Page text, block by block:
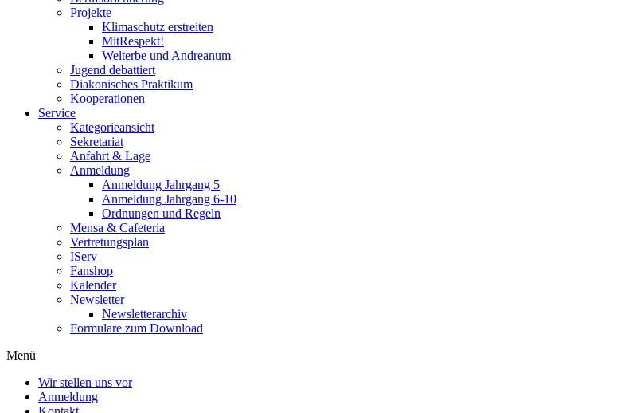
Projekte
Klimaschutz erstreiten
MitRespekt!
Welterbe und Andreanum
Jugend debattiert
Diakonisches Praktikum
Kooperationen
Service
Kategorieansicht
Sekretariat
Anfahrt & Lage
Anmeldung
Anmeldung Jahrgang 5
Anmeldung Jahrgang 6-10
Ordnungen und Regeln
Mensa & Cafeteria
Vertretungsplan
IServ
Fanshop
Kalender
Newsletter
Newsletterarchiv
Formulare zum Download
Menü
Wir stellen uns vor
Anmeldung